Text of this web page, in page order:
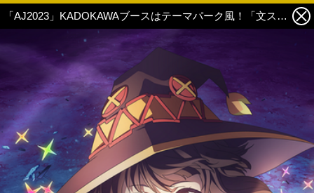
「AJ2023」KADOKAWAブースはテーマパーク風！「文スト」など6作品の描き下ろしコラボビジュアル公開 6枚目の写真・画像